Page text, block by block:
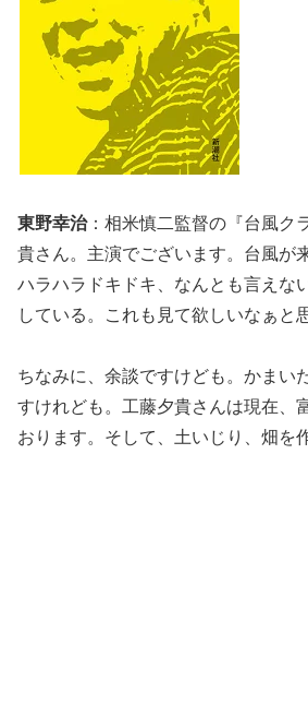
東野幸治：相米慎二監督の『台風ク
貴さん。主演でございます。台風が
ハラハラドキドキ、なんとも言えな
している。これも見て欲しいなぁと
ちなみに、余談ですけども。かまい
すけれども。工藤夕貴さんは現在、
おります。そして、土いじり、畑を